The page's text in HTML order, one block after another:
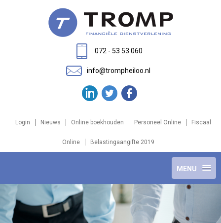
Login Nieuws Online boekhouden Personeel Online Fiscaal
Online Belastingaangifte 2019
072 - 53 53 060
info@trompheiloo.nl